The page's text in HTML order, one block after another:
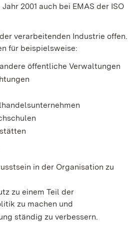
2001 auch bei EMAS der ISO
verarbeitenden Industrie offen.
für beispielsweise:
öffentliche Verwaltungen
in der Organisation zu
zu einem Teil der
zu machen und
ständig zu verbessern.